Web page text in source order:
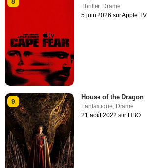
Thriller, Drame
5 juin 2026 sur Apple TV
9
House of the Dragon
Fantastique, Drame
21 août 2022 sur HBO